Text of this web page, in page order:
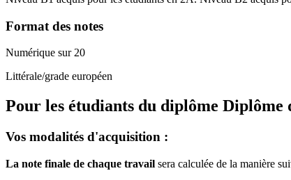
Format des notes
Numérique sur 20
Littérale/grade européen
Pour les étudiants du diplôme Diplôme
Vos modalités d'acquisition :
La note finale de chaque travail sera calculée de la manière